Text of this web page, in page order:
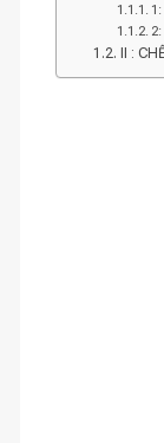
II :